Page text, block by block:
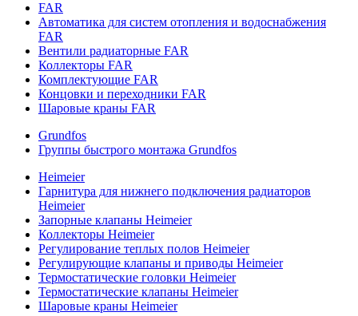
FAR
Автоматика для систем отопления и водоснабжения
FAR
Вентили радиаторные FAR
Коллекторы FAR
Комплектующие FAR
Концовки и переходники FAR
Шаровые краны FAR
Grundfos
Группы быстрого монтажа Grundfos
Heimeier
Гарнитура для нижнего подключения радиаторов
Heimeier
Запорные клапаны Heimeier
Коллекторы Heimeier
Регулирование теплых полов Heimeier
Регулирующие клапаны и приводы Heimeier
Термостатические головки Heimeier
Термостатические клапаны Heimeier
Шаровые краны Heimeier